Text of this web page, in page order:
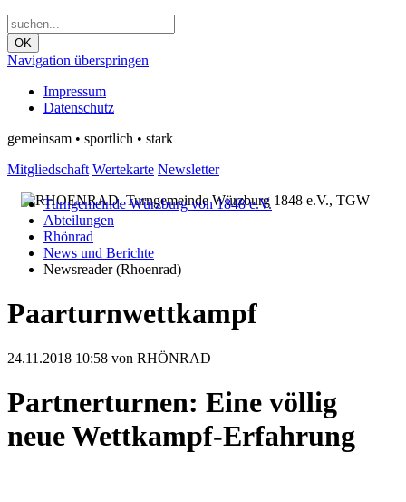
OK
Navigation überspringen
Impressum
Datenschutz
gemeinsam • sportlich • stark
Mitgliedschaft Wertekarte Newsletter
Turngemeinde Würzburg von 1848 e.V.
Abteilungen
Rhönrad
News und Berichte
Newsreader (Rhoenrad)
Paarturnwettkampf
24.11.2018 10:58 von RHÖNRAD
Partnerturnen: Eine völlig
neue Wettkampf-Erfahrung